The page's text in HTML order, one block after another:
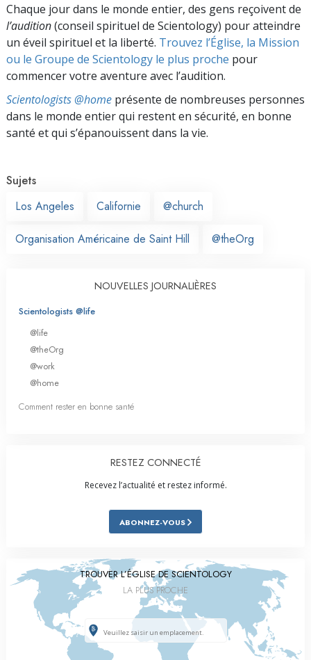
Chaque jour dans le monde entier, des gens reçoivent de
l’audition(conseil spirituel de Scientology) pour atteindre
un éveil spirituel et la liberté. Trouvez l’Église, la Mission
ou le Groupe de Scientology le plus proche pour
commencer votre aventure avec l’audition.
Scientologists @home présente de nombreuses personnes
dans le monde entier qui restent en sécurité, en bonne
santé et qui s’épanouissent dans la vie.
Sujets
Los Angeles
Californie @church
Organisation Américaine de Saint Hill @theOrg
NOUVELLES JOURNALIÈRES
Scientologists @life
@life
@theOrg
@work
@home
Comment rester en bonne santé
RESTEZ CONNECTÉ
Recevez l’actualité et restez informé.
ABONNEZ-VOUS
TROUVER L’ÉGLISE DE SCIENTOLOGY
LA PLUS PROCHE